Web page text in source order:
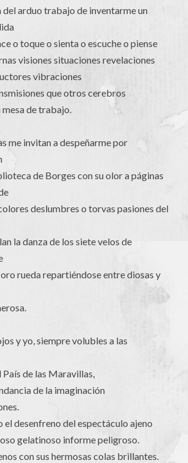
del arduo trabajo de inventarme un
o toque o sienta o escuche o piense
visiones situaciones revelaciones
vibraciones
que otros cerebros
de trabajo.
me invitan a despeñarme por
de Borges con su olor a páginas
deslumbres o torvas pasiones del
la danza de los siete velos de
rueda repartiéndose entre diosas y
y yo, siempre volubles a las
País de las Maravillas,
de la imaginación
el desenfreno del espectáculo ajeno
gelatinoso informe peligroso.
con sus hermosas colas brillantes.